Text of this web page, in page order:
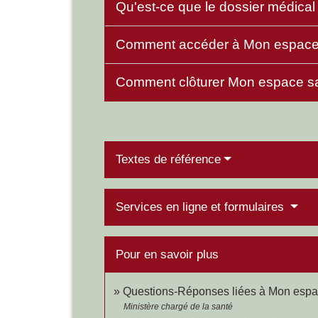
Qu'est-ce que le dossier
Comment accéder à Mon
Comment clôturer Mon espace
Textes de référence
Services en ligne et formulaires
Pour en savoir plus
Questions-Réponses liées à Mon
Ministère chargé de la santé